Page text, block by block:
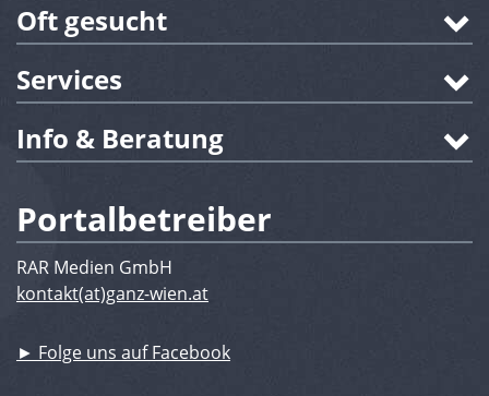
Oft gesucht
Services
Info & Beratung
Portalbetreiber
RAR Medien GmbH
kontakt(at)ganz-wien.at
► Folge uns auf Facebook